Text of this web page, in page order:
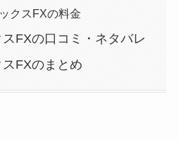
クスFXの料金
FXの口コミ・ネタバレ
FXのまとめ